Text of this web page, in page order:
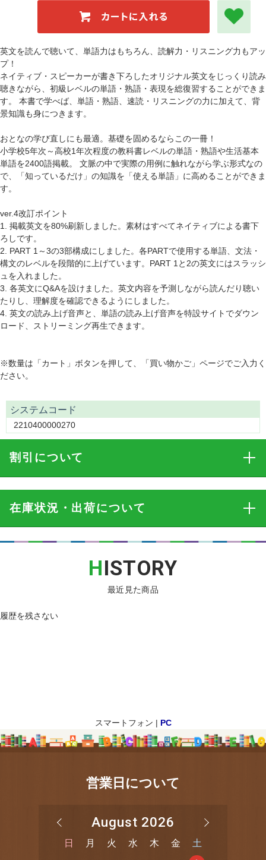
英文を読んで聴いて、単語力はもちろん、読解力・リスニング力もアッ
プ！
ネイティブ・スピーカーが書き下ろしたオリジナル英文をじっくり読み
聴きながら、初級レベルの単語・熟語・表現を総復習することができま
す。 本書で学べば、単語・熟語、速読・リスニングの力に加えて、背
景知識も身につきます。
おとなの学び直しにも最適。基礎を固めるならこの一冊！
小学校5年次～高校1年次程度の教科書レベルの単語・熟語や生活基本
単語を2400語掲載。 文脈の中で実際の用例に触れながら学ぶ形式なの
で、「知っているだけ」の知識を「使える単語」に高めることができま
す。
ver.4改訂ポイント
1. 掲載英文を80%刷新しました。素材はすべてネイティブによる書下
ろしです。
2. PART 1～3の3部構成にしました。各PARTで使用する単語、文法・
構文のレベルを段階的に上げています。PART 1と2の英文にはスラッシ
ュを入れました。
3. 各英文にQ&Aを設けました。英文内容を予測しながら読んだり聴い
たりし、理解度を確認できるようにしました。
4. 英文の読み上げ音声と、単語の読み上げ音声を特設サイトでダウン
ロード、ストリーミング再生できます。
※数量は「カート」ボタンを押して、「買い物かご」ページでご入力く
ださい。
システムコード
2210400000270
割引 について
在庫状況・出荷について
HISTORY
最近見た商品
履歴を残さない
スマートフォン | PC
営業日について
August 2026
日 月 火 水 木 金
土